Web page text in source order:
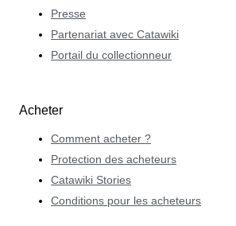
Presse
Partenariat avec Catawiki
Portail du collectionneur
Acheter
Comment acheter ?
Protection des acheteurs
Catawiki Stories
Conditions pour les acheteurs